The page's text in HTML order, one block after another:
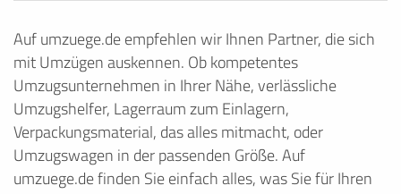
Auf umzuege.de empfehlen wir Ihnen Partner, die sich
mit Umzügen auskennen. Ob kompetentes
Umzugsunternehmen in Ihrer Nähe, verlässliche
Umzugshelfer, Lagerraum zum Einlagern,
Verpackungsmaterial, das alles mitmacht, oder
Umzugswagen in der passenden Größe. Auf
umzuege.de finden Sie einfach alles, was Sie für Ihren